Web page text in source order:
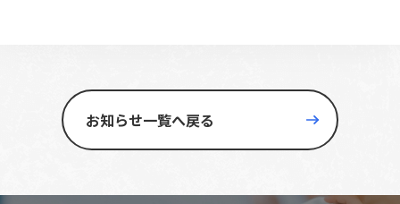
お知らせ一覧へ戻る